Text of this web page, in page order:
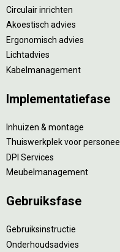
Circulair inrichten
Akoestisch advies
Ergonomisch advies
Lichtadvies
Kabelmanagement
Implementatiefase
Inhuizen & montage
Thuiswerkplek voor personeel
DPI Services
Meubelmanagement
Gebruiksfase
Gebruiksinstructie
Onderhoudsadvies